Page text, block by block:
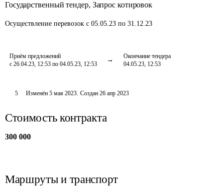
Государственный тендер, Запрос котировок
Осуществление перевозок с 05.05.23 по 31.12.23
Приём предложений
с 26.04.23, 12:53 по 04.05.23, 12:53
Окончание тендера
04.05.23, 12:53
5 Изменён 5 мая 2023. Создан 26 апр 2023
Стоимость контракта
300 000
Маршруты и транспорт